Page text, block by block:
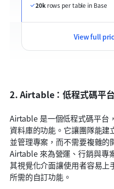
20k rows per table in Base
View full
2. Airtable：低程式碼平
Airtable 是一個低程式碼平台
資料庫的功能。它讓團隊能建
並管理專案，而不需要複雜的
Airtable 來為營運、行銷與專
其視覺化介面讓使用者容易
所需的自訂功能。